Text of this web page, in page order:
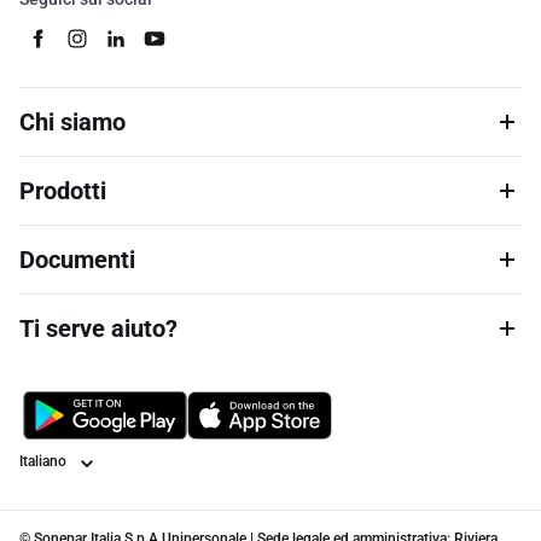
Chi siamo
Prodotti
Documenti
Ti serve aiuto?
Lingua